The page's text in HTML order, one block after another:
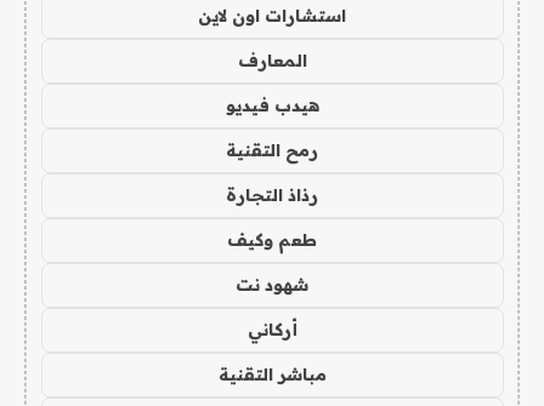
استشارات اون لاين
المعارف
هيدب فيديو
رمح التقنية
رذاذ التجارة
طعم وكيف
شهود نت
أركاني
مباشر التقنية